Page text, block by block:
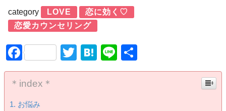
category LOVE
恋に効く♡
恋愛カウンセリング
FacebookTwitter
Hatena
Line
有
＊index＊
お悩み